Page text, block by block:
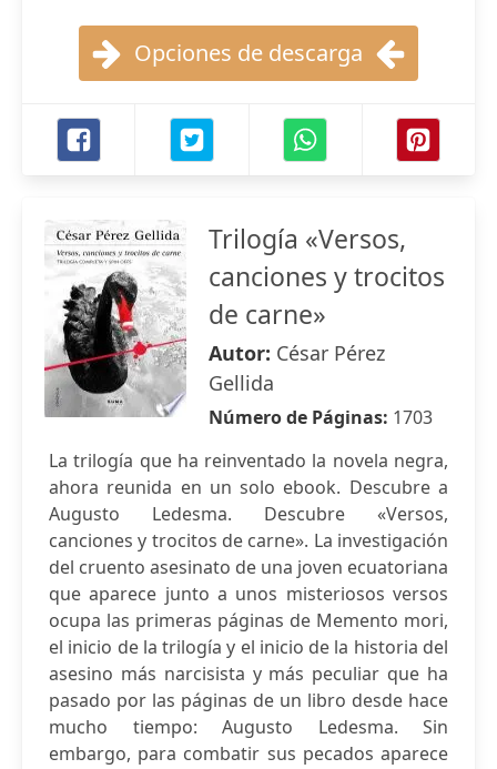
Opciones de descarga
Trilogía «Versos,
canciones y trocitos
de carne»
Autor: César Pérez
Gellida
Número de Páginas: 1703
La trilogía que ha reinventado la novela negra,
ahora reunida en un solo ebook. Descubre a
Augusto Ledesma. Descubre «Versos,
canciones y trocitos de carne». La investigación
del cruento asesinato de una joven ecuatoriana
que aparece junto a unos misteriosos versos
ocupa las primeras páginas de Memento mori,
el inicio de la trilogía y el inicio de la historia del
asesino más narcisista y más peculiar que ha
pasado por las páginas de un libro desde hace
mucho tiempo: Augusto Ledesma. Sin
embargo, para combatir sus pecados aparece